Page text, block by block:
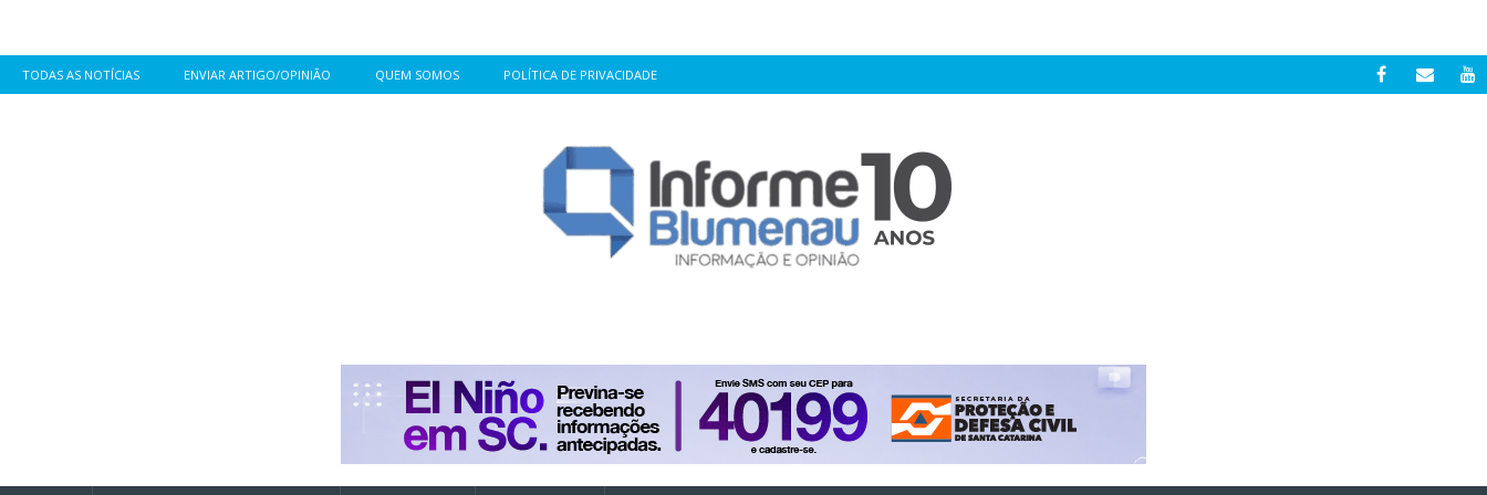
TODAS AS NOTÍCIAS ENVIAR ARTIGO/OPINIÃO QUEM SOMOS POLÍTICA DE PRIVACIDADE